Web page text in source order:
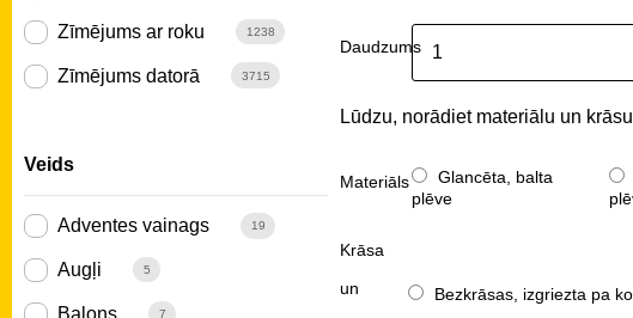
Zīmējums ar roku 1238
Zīmējums datorā 3715
Veids
Adventes vainags 19
Augļi 5
Balons 7
Daudzums
Lūdzu, norādiet materiālu un
Materiāls
Glancēta, balta
plēve
Krāsa
un
Bezkrāsas, izgriezta pa